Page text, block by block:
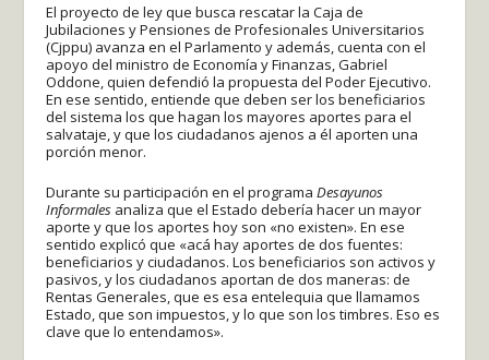
El proyecto de ley que busca rescatar la Caja de
Jubilaciones y Pensiones de Profesionales Universitarios
(Cjppu) avanza en el Parlamento y además, cuenta con el
apoyo del ministro de Economía y Finanzas, Gabriel
Oddone, quien defendió la propuesta del Poder Ejecutivo.
En ese sentido, entiende que deben ser los beneficiarios
del sistema los que hagan los mayores aportes para el
salvataje, y que los ciudadanos ajenos a él aporten una
porción menor.
Durante su participación en el programaDesayunos
Informales analiza que el Estado debería hacer un mayor
aporte y que los aportes hoy son «no existen». En ese
sentido explicó que «acá hay aportes de dos fuentes:
beneficiarios y ciudadanos. Los beneficiarios son activos y
pasivos, y los ciudadanos aportan de dos maneras: de
Rentas Generales, que es esa entelequia que llamamos
Estado, que son impuestos, y lo que son los timbres. Eso es
clave que lo entendamos».